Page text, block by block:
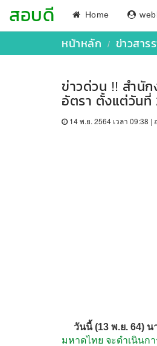
สอบดี Home
หน้าหลัก ข่าวสาร
ข่าวด่วน !! สำนั
อัตรา ตั้งแต่วัน
14 พ.ย. 2564 เวลา 09:38 |
วันนี้ (13 พ.ย. 64) น
มหาดไทย จะดำเนินก